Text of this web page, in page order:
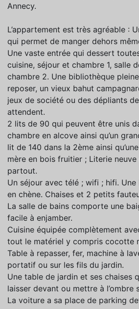
Annecy.
L’appartement est très agréable :
qui permet de manger dehors
Une vaste entrée qui dessert
cuisine, séjour et chambre 1, salle
chambre 2. Une bibliothèque
reposer, un vieux bahut
jeux de société ou des dépliants
attendent.
2 lits de 90 qui peuvent être unis
chambre en alcove ainsi qu’un
lit de 140 dans la 2ème ainsi
mère en bois fruitier ; Literie
partout.
Un séjour avec télé ; wifi ; hifi.
en chène. Chaises et 2 petits
La salle de bains comporte une
facile à enjamber.
Cuisine équipée complètement
tout le matériel y compris cocotte
Table à repasser, fer, machine à
portatif ou sur les fils du jardin.
Une table de jardin et ses chaises
laisser devant ou mettre à l’ombre
La voiture a sa place de parking